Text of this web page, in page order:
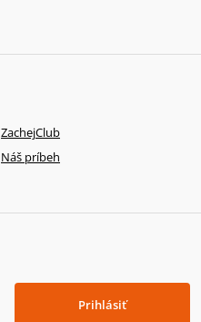
ZachejClub
Náš príbeh
Prihlásiť